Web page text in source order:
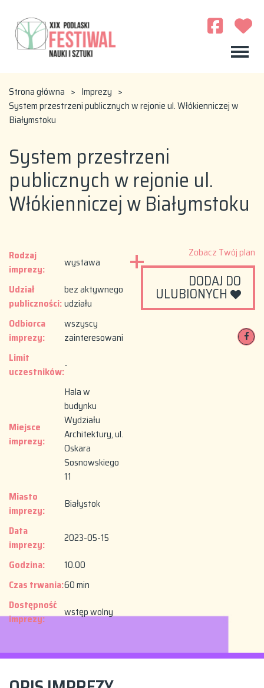
Strona główna > Imprezy >
System przestrzeni publicznych w rejonie ul. Włókienniczej w
Białymstoku
System przestrzeni
publicznych w rejonie ul.
Włókienniczej w Białymstoku
Rodzaj
imprezy:
wystawa
Udział
publiczności:
bez aktywnego
udziału
Odbiorca
imprezy:
wszyscy
zainteresowani
Limit
uczestników:-
Miejsce
imprezy:
Hala w
budynku
Wydziału
Architektury, ul.
Oskara
Sosnowskiego
11
Miasto
imprezy:
Białystok
Data
imprezy:
2023-05-15
Godzina:
10.00
Czas trwania:60 min
Dostępność
imprezy:
wstęp wolny
Zobacz Twój plan
DODAJ DO
ULUBIONYCH